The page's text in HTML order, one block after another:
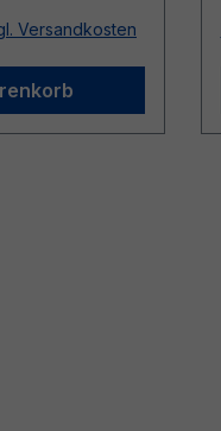
Versandkosten